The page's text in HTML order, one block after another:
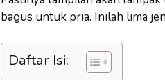
bagus untuk pria. Inilah lima
Daftar Isi: